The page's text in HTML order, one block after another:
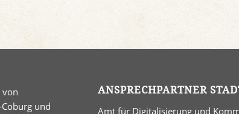
von
und
ANSPRECHPARTNER
Amt für Digitalisierung und